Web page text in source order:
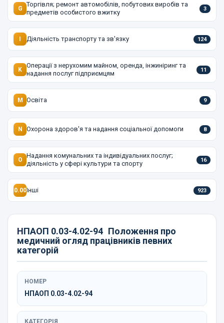
G
Торгівля; ремонт автомобілів, побутових виробів та
предметів особистого вжитку
3
I Діяльність транспорту та зв'язку 124
K
Операції з нерухомим майном, оренда, інжиніринг та
надання послуг підприємцям
11
M Освіта 9
N Охорона здоров'я та надання соціальної допомоги 8
O
Надання комунальних та індивідуальних послуг;
діяльність у сфері культури та спорту
16
0.00Інші 923
НПАОП 0.03-4.02-94 Положення про
медичний огляд працівників певних
категорій
НОМЕР
НПАОП 0.03-4.02-94
КАТЕГОРІЯ